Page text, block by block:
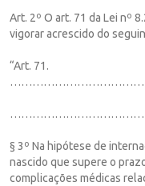
Art. 2º O art. 71 da Lei nº
vigorar acrescido do
“Art. 71.
§ 3º Na hipótese de
nascido que supere o
complicações médicas